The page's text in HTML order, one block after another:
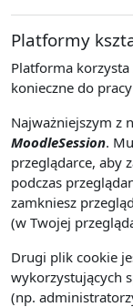
Platformy
Platforma korzysta
konieczne do
Najważniejszym z
MoodleSession.
przeglądarce, aby
podczas
zamkniesz
(w Twojej
Drugi plik cookie
wykorzystujących
(np.